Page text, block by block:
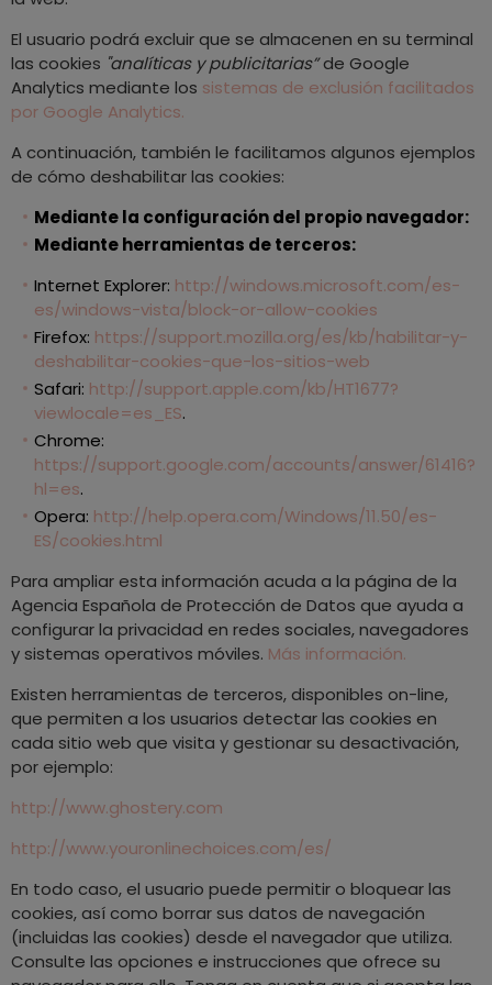
El usuario podrá excluir que se almacenen en su terminal
las cookies "analíticas y publicitarias”de Google
Analytics mediante los sistemas de exclusión facilitados
por Google Analytics.
A continuación, también le facilitamos algunos ejemplos
de cómo deshabilitar las cookies:
Mediante la configuración del propio navegador:
Mediante herramientas de terceros:
Internet Explorer: http://windows.microsoft.com/es-
es/windows-vista/block-or-allow-cookies
Firefox: https://support.mozilla.org/es/kb/habilitar-y-
deshabilitar-cookies-que-los-sitios-web
Safari: http://support.apple.com/kb/HT1677?
viewlocale=es_ES.
Chrome:
https://support.google.com/accounts/answer/61416?
hl=es.
Opera: http://help.opera.com/Windows/11.50/es-
ES/cookies.html
Para ampliar esta información acuda a la página de la
Agencia Española de Protección de Datos que ayuda a
configurar la privacidad en redes sociales, navegadores
y sistemas operativos móviles. Más información.
Existen herramientas de terceros, disponibles on-line,
que permiten a los usuarios detectar las cookies en
cada sitio web que visita y gestionar su desactivación,
por ejemplo:
http://www.ghostery.com
http://www.youronlinechoices.com/es/
En todo caso, el usuario puede permitir o bloquear las
cookies, así como borrar sus datos de navegación
(incluidas las cookies) desde el navegador que utiliza.
Consulte las opciones e instrucciones que ofrece su